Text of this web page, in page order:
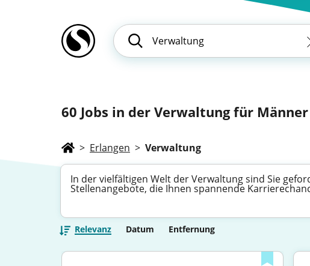
60 Jobs in der Verwaltung für
> Erlangen > Verwaltung
In der vielfältigen Welt der Verwaltung sind Sie
Stellenangebote, die Ihnen spannende
Relevanz Datum Entfernung